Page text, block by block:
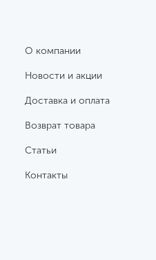
О компании
Новости и акции
Доставка и оплата
Возврат товара
Статьи
Контакты